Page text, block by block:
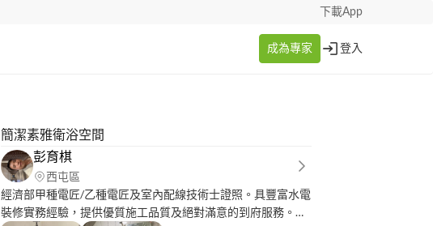
下載App
成為專家 登入
簡潔素雅衛浴空間
彭育棋
西屯區
經濟部甲種電匠/乙種電匠及室內配線技術士證照。具豐富水電
裝修實務經驗，提供優質施工品質及絕對滿意的到府服務。歡